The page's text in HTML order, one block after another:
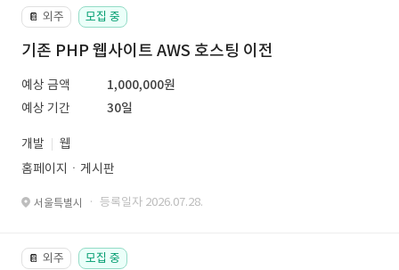
📔 외주 모집 중
기존 PHP 웹사이트 AWS 호스팅 이전
예상 금액
1,000,000원
예상 기간
30일
개발
웹
홈페이지ㆍ게시판
서울특별시 · 등록일자 2026.07.28.
📔 외주 모집 중